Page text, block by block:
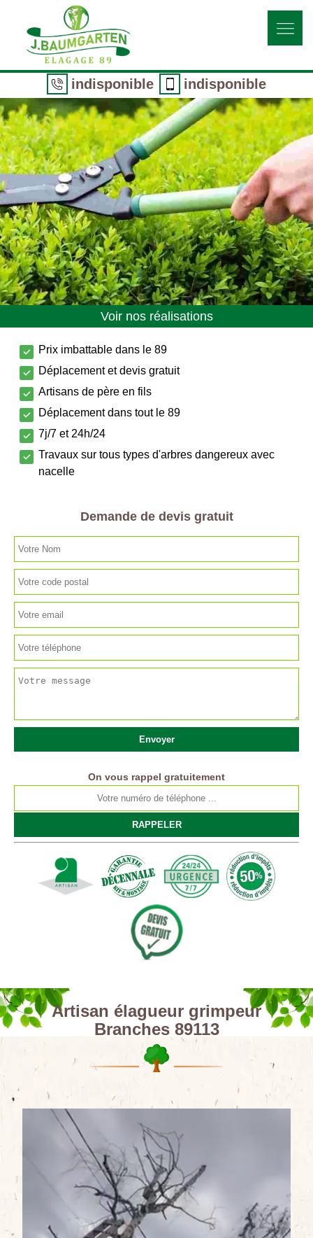
indisponible indisponible
Voir nos réalisations
Prix imbattable dans le 89
Déplacement et devis gratuit
Artisans de père en fils
Déplacement dans tout le 89
7j/7 et 24h/24
Travaux sur tous types d'arbres dangereux avec
nacelle
Demande de devis gratuit
On vous rappel gratuitement
Artisan élagueur grimpeur
Branches 89113